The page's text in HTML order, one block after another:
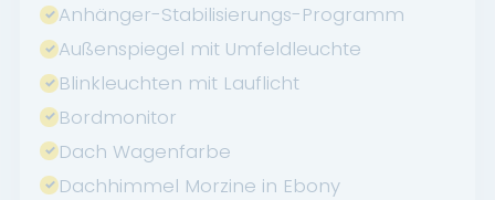
Anhänger-Stabilisierungs-Programm
Außenspiegel mit Umfeldleuchte
Blinkleuchten mit Lauflicht
Bordmonitor
Dach Wagenfarbe
Dachhimmel Morzine in Ebony